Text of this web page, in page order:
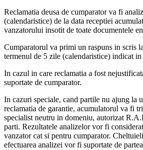
Reclamatia deusa de cumparator va fi
(calendaristice) de la data receptiei
vanzatorului insotit de toate documentele
Cumparatorul va primi un raspuns in scris
termenul de 5 zile (calendaristice) indicat
In cazul in care reclamatia a fost
suportate de cumparator.
In cazuri speciale, cand partile nu ajung la
reclamatia de garantie, acumulatorul va fi
specialist neutru in domeniu, autorizat
parti. Rezultatele analizelor vor fi
vanzator cat si pentru cumparator.
efectuarea analizei vor fi suportate de